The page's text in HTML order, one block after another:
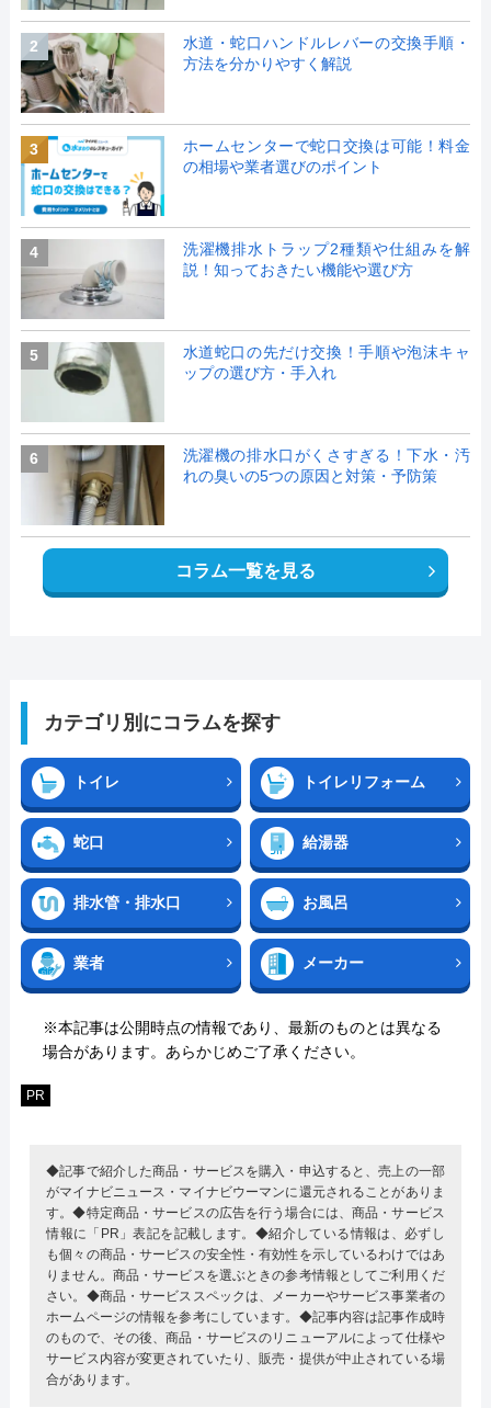
2
水道・蛇口ハンドルレバーの交換手順・
方法を分かりやすく解説
3
ホームセンターで蛇口交換は可能！料金
の相場や業者選びのポイント
4
洗濯機排水トラップ2種類や仕組みを解
説！知っておきたい機能や選び方
5
水道蛇口の先だけ交換！手順や泡沫キャ
ップの選び方・手入れ
6
洗濯機の排水口がくさすぎる！下水・汚
れの臭いの5つの原因と対策・予防策
コラム一覧を見る
カテゴリ別にコラムを探す
トイレ トイレリフォーム
蛇口 給湯器
排水管・排水口 お風呂
業者 メーカー
※本記事は公開時点の情報であり、最新のものとは異なる
場合があります。あらかじめご了承ください。
PR
◆記事で紹介した商品・サービスを購入・申込すると、売上の一部
がマイナビニュース・マイナビウーマンに還元されることがありま
す。◆特定商品・サービスの広告を行う場合には、商品・サービス
情報に「PR」表記を記載します。◆紹介している情報は、必ずし
も個々の商品・サービスの安全性・有効性を示しているわけではあ
りません。商品・サービスを選ぶときの参考情報としてご利用くだ
さい。◆商品・サービススペックは、メーカーやサービス事業者の
ホームページの情報を参考にしています。◆記事内容は記事作成時
のもので、その後、商品・サービスのリニューアルによって仕様や
サービス内容が変更されていたり、販売・提供が中止されている場
合があります。